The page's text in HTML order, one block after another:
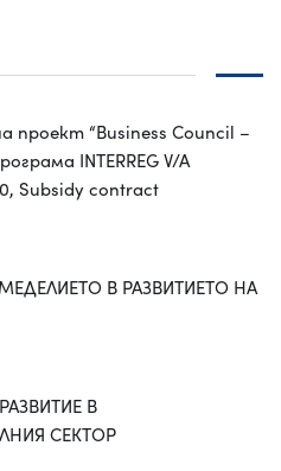
проект “Business Council –
INTERREG V/A
Subsidy contract
В РАЗВИТИЕТО НА
В
СЕКТОР